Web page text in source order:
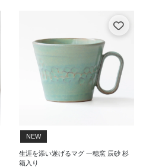
NEW
生涯を添い遂げるマグ 一穂窯 辰砂 杉
箱入り